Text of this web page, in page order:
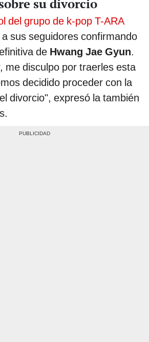
su divorcio
del grupo de k-pop T-ARA
sus seguidores confirmando
de Hwang Jae Gyun.
me disculpo por traerles esta
decidido proceder con la
divorcio", expresó la también